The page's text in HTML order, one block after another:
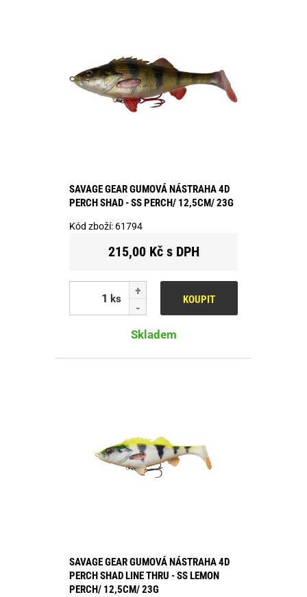
SAVAGE GEAR GUMOVÁ NÁSTRAHA 4D
PERCH SHAD - SS PERCH/ 12,5CM/ 23G
Kód zboží: 61794
215,00 Kč s DPH
ks KOUPIT
Skladem
SAVAGE GEAR GUMOVÁ NÁSTRAHA 4D
PERCH SHAD LINE THRU - SS LEMON
PERCH/ 12,5CM/ 23G